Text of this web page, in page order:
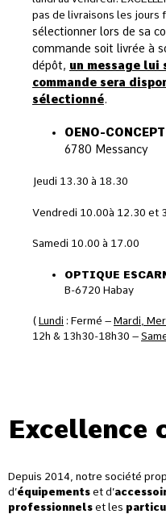
pas de livraisons les jours
sélectionner lors de sa
commande soit livrée à
dépôt, un message lui
commande sera
sélectionné.
OENO-CONCEPT
6780 Messancy
Jeudi 13.30 à 18.30
Vendredi 10.00à 12.30 et
Samedi 10.00 à 17.00
OPTIQUE
B-6720 Habay
( Lundi : Fermé – Mardi,
12h & 13h30-18h30 –
Excellence
Depuis 2014, notre société
d’équipements et d’
professionnels et les